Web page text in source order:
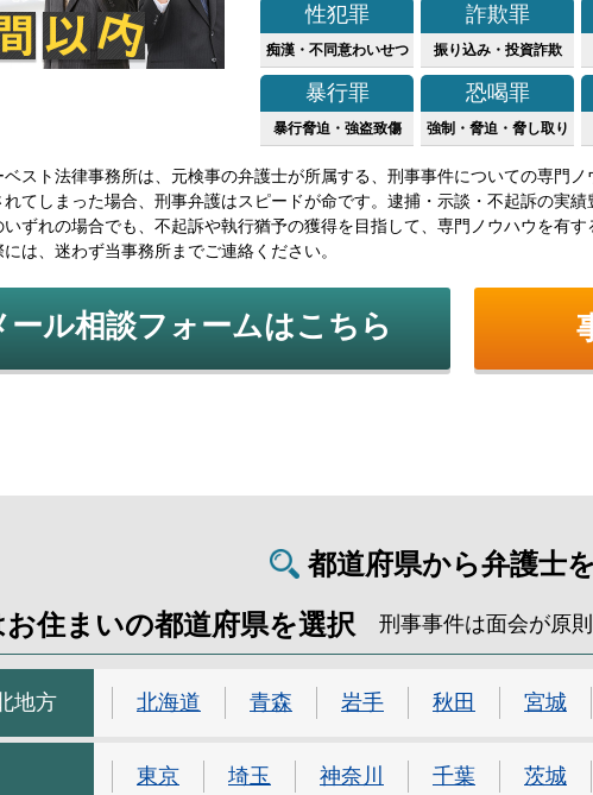
性犯罪
痴漢・不同意わいせつ
詐欺罪
振り込み・投資詐欺
暴行罪
暴行脅迫・強盗致傷
恐喝罪
強制・脅迫・脅し取り
ベスト法律事務所は、元検事の弁護士が所属する、刑事事件についての専門
れてしまった場合、刑事弁護はスピードが命です。逮捕・示談・不起訴の実
いずれの場合でも、不起訴や執行猶予の獲得を目指して、専門ノウハウを有
には、迷わず当事務所までご連絡ください。
ール相談フォームはこちら
都道府県から弁護士
お住まいの都道府県を選択
刑事事件は面会が原
地方 北海道 青森 岩手 秋田 宮城
東京 埼玉 神奈川 千葉 茨城